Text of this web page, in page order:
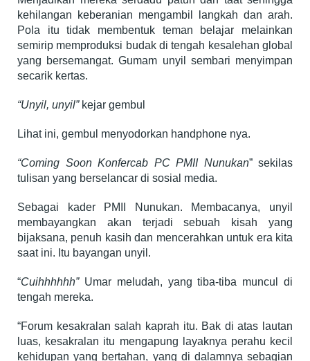
kehilangan keberanian mengambil langkah dan arah.
Pola itu tidak membentuk teman belajar melainkan
semirip memproduksi budak di tengah kesalehan global
yang bersemangat. Gumam unyil sembari menyimpan
secarik kertas.
“Unyil, unyil” kejar gembul
Lihat ini, gembul menyodorkan handphone nya.
“Coming Soon Konfercab PC PMII Nunukan” sekilas
tulisan yang berselancar di sosial media.
Sebagai kader PMII Nunukan. Membacanya, unyil
membayangkan akan terjadi sebuah kisah yang
bijaksana, penuh kasih dan mencerahkan untuk era kita
saat ini. Itu bayangan unyil.
“Cuihhhhhh”Umar meludah, yang tiba-tiba muncul di
tengah mereka.
“Forum kesakralan salah kaprah itu. Bak di atas lautan
luas, kesakralan itu mengapung layaknya perahu kecil
kehidupan yang bertahan, yang di dalamnya sebagian